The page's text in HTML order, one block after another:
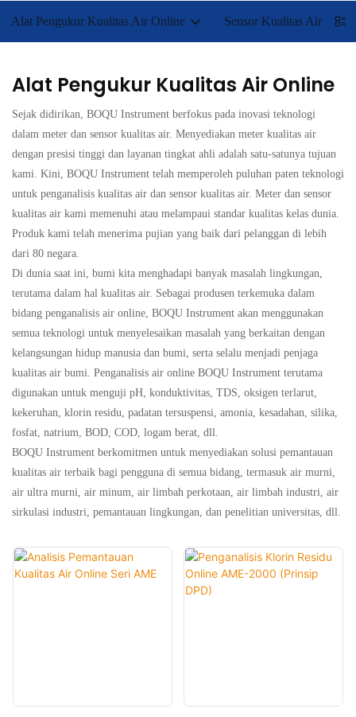
Alat Pengukur Kualitas Air Online Sensor Kualitas Air
Alat Pengukur Kualitas Air Online
Sejak didirikan, BOQU Instrument berfokus pada inovasi teknologi
dalam meter dan sensor kualitas air. Menyediakan meter kualitas air
dengan presisi tinggi dan layanan tingkat ahli adalah satu-satunya tujuan
kami. Kini, BOQU Instrument telah memperoleh puluhan paten teknologi
untuk penganalisis kualitas air dan sensor kualitas air. Meter dan sensor
kualitas air kami memenuhi atau melampaui standar kualitas kelas dunia.
Produk kami telah menerima pujian yang baik dari pelanggan di lebih
dari 80 negara.
Di dunia saat ini, bumi kita menghadapi banyak masalah lingkungan,
terutama dalam hal kualitas air. Sebagai produsen terkemuka dalam
bidang penganalisis air online, BOQU Instrument akan menggunakan
semua teknologi untuk menyelesaikan masalah yang berkaitan dengan
kelangsungan hidup manusia dan bumi, serta selalu menjadi penjaga
kualitas air bumi. Penganalisis air online BOQU Instrument terutama
digunakan untuk menguji pH, konduktivitas, TDS, oksigen terlarut,
kekeruhan, klorin residu, padatan tersuspensi, amonia, kesadahan, silika,
fosfat, natrium, BOD, COD, logam berat, dll.
BOQU Instrument berkomitmen untuk menyediakan solusi pemantauan
kualitas air terbaik bagi pengguna di semua bidang, termasuk air murni,
air ultra murni, air minum, air limbah perkotaan, air limbah industri, air
sirkulasi industri, pemantauan lingkungan, dan penelitian universitas, dll.